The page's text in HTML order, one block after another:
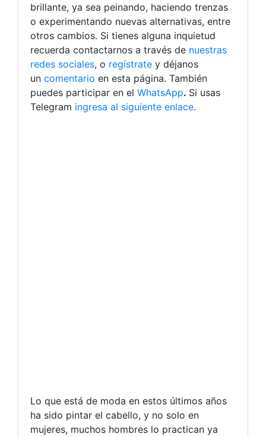
brillante, ya sea peinando, haciendo trenzas
o experimentando nuevas alternativas, entre
otros cambios. Si tienes alguna inquietud
recuerda contactarnos a través de nuestras
redes sociales, o regístrate y déjanos
un comentario en esta página. También
puedes participar en el WhatsApp. Si usas
Telegram ingresa al siguiente enlace.
Lo que está de moda en estos últimos años
ha sido pintar el cabello, y no solo en
mujeres, muchos hombres lo practican ya